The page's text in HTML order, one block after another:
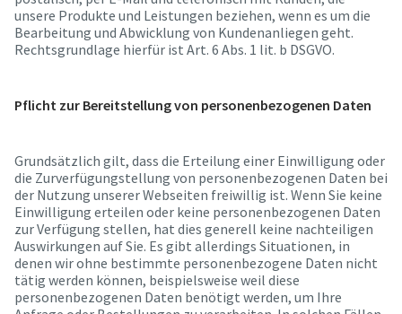
unsere Produkte und Leistungen beziehen, wenn es um die
Bearbeitung und Abwicklung von Kundenanliegen geht.
Rechtsgrundlage hierfür ist Art. 6 Abs. 1 lit. b DSGVO.
Pflicht zur Bereitstellung von personenbezogenen Daten
Grundsätzlich gilt, dass die Erteilung einer Einwilligung oder
die Zurverfügungstellung von personenbezogenen Daten bei
der Nutzung unserer Webseiten freiwillig ist. Wenn Sie keine
Einwilligung erteilen oder keine personenbezogenen Daten
zur Verfügung stellen, hat dies generell keine nachteiligen
Auswirkungen auf Sie. Es gibt allerdings Situationen, in
denen wir ohne bestimmte personenbezogene Daten nicht
tätig werden können, beispielsweise weil diese
personenbezogenen Daten benötigt werden, um Ihre